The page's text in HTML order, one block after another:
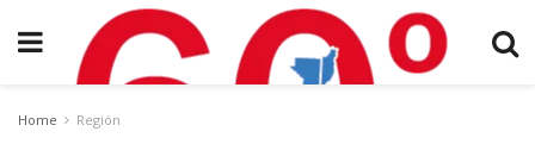
Home Región